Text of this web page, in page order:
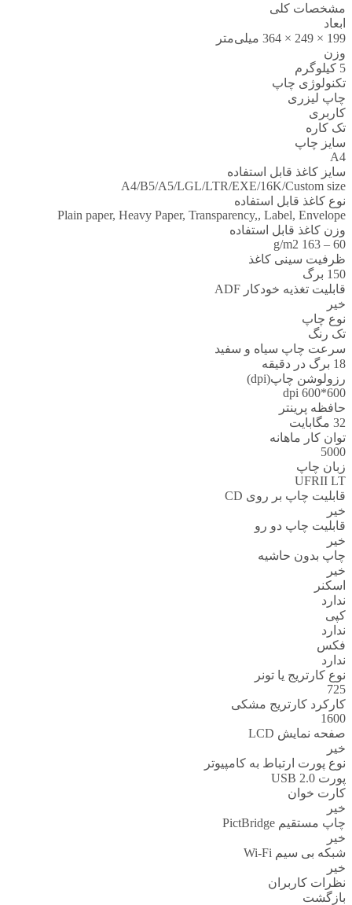
مشخصات کلی
ابعاد
199 × 249 × 364 میلی‌متر
وزن
5 کیلوگرم
تکنولوژی چاپ
چاپ لیزری
کاربری
تک کاره
سایز چاپ
A4
سایز کاغذ قابل استفاده
A4/B5/A5/LGL/LTR/EXE/16K/Custom size
نوع کاغذ قابل استفاده
Plain paper, Heavy Paper, Transparency,, Label, Envelope
وزن کاغذ قابل استفاده
60 – 163 g/m2
ظرفیت سینی کاغذ
150 برگ
قابلیت تغذیه خودکار ADF
خیر
نوع چاپ
تک رنگ
سرعت چاپ سیاه و سفید
18 برگ در دقیقه
رزولوشن چاپ(dpi)
600*600 dpi
حافظه پرینتر
32 مگابایت
توان کار ماهانه
5000
زبان چاپ
UFRII LT
قابلیت چاپ بر روی CD
خیر
قابلیت چاپ دو رو
خیر
چاپ بدون حاشیه
خیر
اسکنر
ندارد
کپی
ندارد
فکس
ندارد
نوع کارتریج یا تونر
725
کارکرد کارتریج مشکی
1600
صفحه نمایش LCD
خیر
نوع پورت ارتباط به کامپیوتر
پورت USB 2.0
کارت خوان
خیر
چاپ مستقیم PictBridge
خیر
شبکه بی سیم Wi-Fi
خیر
نظرات کاربران
بازگشت